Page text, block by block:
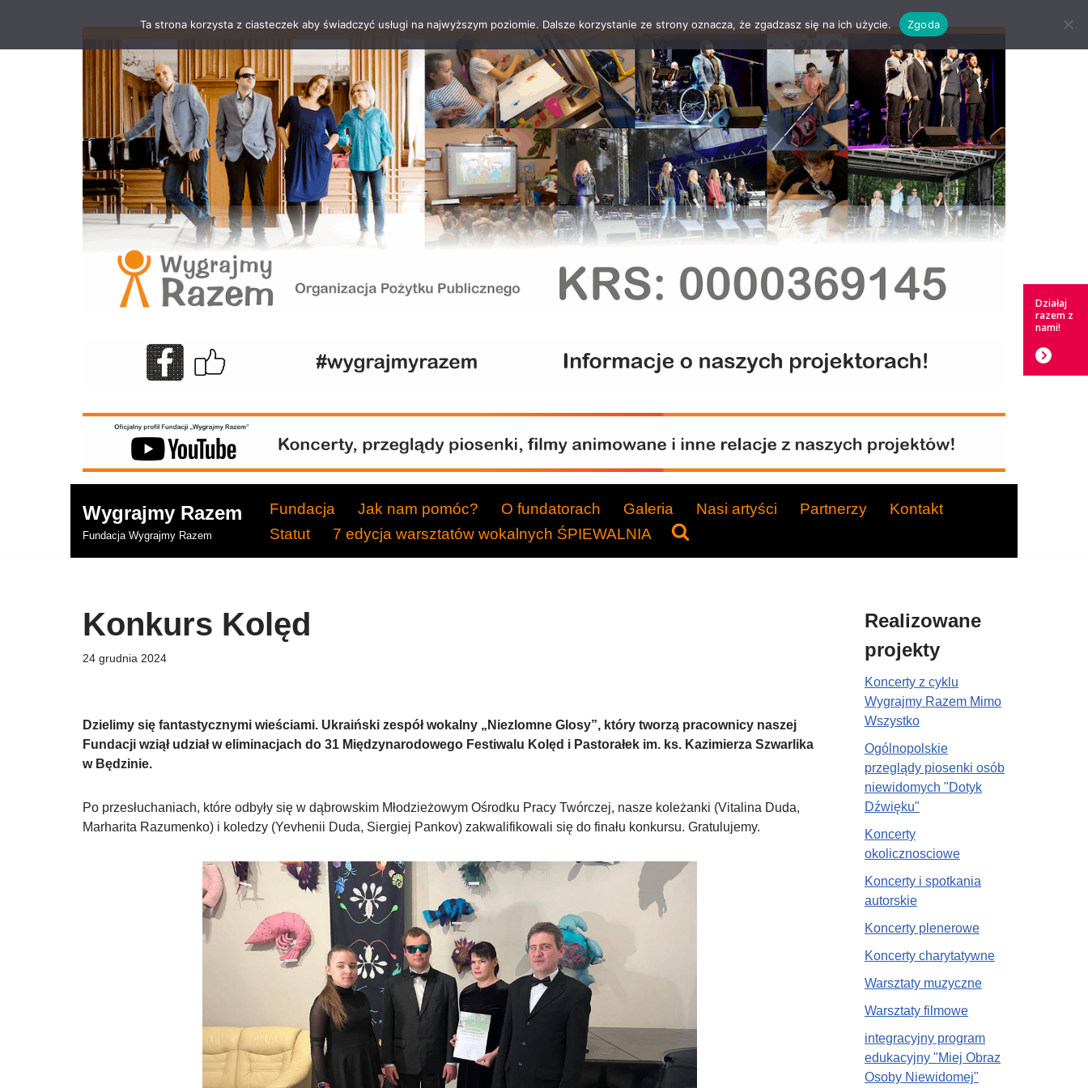
Wygrajmy Razem
Fundacja Wygrajmy Razem
Fundacja Jak nam pomóc? O fundatorach Galeria Nasi artyści Partnerzy
Kontakt
Statut
7 edycja warsztatów wokalnych ŚPIEWALNIA
Konkurs Kolęd
24 grudnia 2024
Dzielimy się fantastycznymi wieściami. Ukraiński zespół wokalny „Niezlomne Glosy”, który tworzą pracownicy naszej
Fundacji wziął udział w eliminacjach do 31 Międzynarodowego Festiwalu Kolęd i Pastorałek im. ks. Kazimierza Szwarlika
w Będzinie.
Po przesłuchaniach, które odbyły się w dąbrowskim Młodzieżowym Ośrodku Pracy Twórczej, nasze koleżanki (Vitalina Duda,
Marharita Razumenko) i koledzy (Yevhenii Duda, Siergiej Pankov) zakwalifikowali się do finału konkursu. Gratulujemy.
Realizowane
projekty
Koncerty z cyklu
Wygrajmy Razem Mimo
Wszystko
Ogólnopolskie
przeglądy piosenki osób
niewidomych "Dotyk
Dźwięku"
Koncerty
okolicznosciowe
Koncerty i spotkania
autorskie
Koncerty plenerowe
Koncerty charytatywne
Warsztaty muzyczne
Warsztaty filmowe
integracyjny program
edukacyjny "Miej Obraz
Osoby Niewidomej"
Ta strona korzysta z ciasteczek aby świadczyć usługi na najwyższym poziomie. Dalsze korzystanie ze strony oznacza, że zgadzasz się na ich użycie. Zgoda
Działaj
razem z
nami!